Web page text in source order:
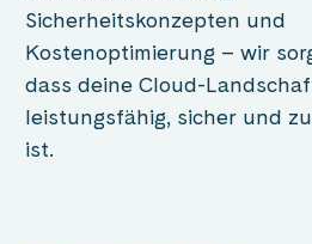
Sicherheitskonzepten und
Kostenoptimierung – wir
dass deine Cloud-
leistungsfähig, sicher und
ist.